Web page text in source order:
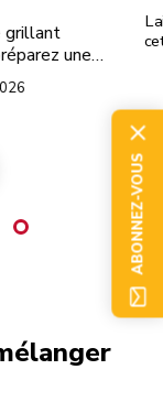
grillant
une
et au
ABONNEZ-VOUS